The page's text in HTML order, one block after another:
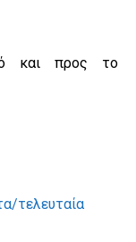
και προς το
τελευταία